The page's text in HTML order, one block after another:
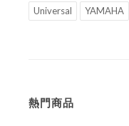
Universal
YAMAHA
熱門商品